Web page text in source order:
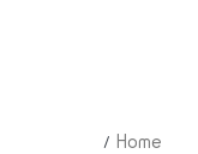
Home